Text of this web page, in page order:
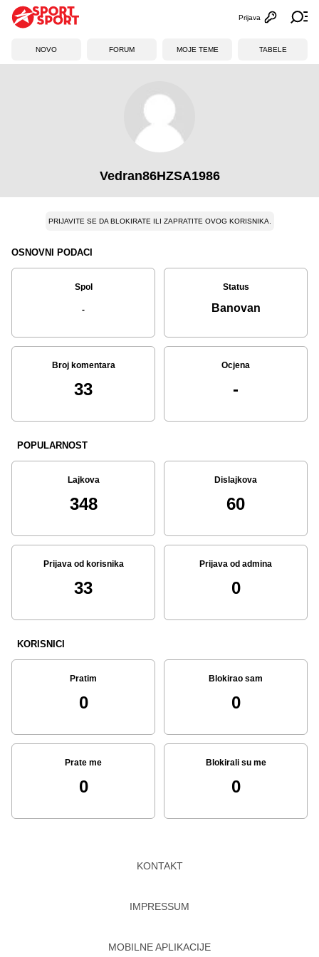
Otvori
Prijava
NOVO FORUM MOJE TEME TABELE
Vedran86HZSA1986
PRIJAVITE SE DA BLOKIRATE ILI ZAPRATITE OVOG KORISNIKA.
OSNOVNI PODACI
Spol
-
Status
Banovan
Broj komentara
33
Ocjena
-
POPULARNOST
Lajkova
348
Dislajkova
60
Prijava od korisnika
33
Prijava od admina
0
KORISNICI
Pratim
0
Blokirao sam
0
Prate me
0
Blokirali su me
0
KONTAKT
IMPRESSUM
MOBILNE APLIKACIJE